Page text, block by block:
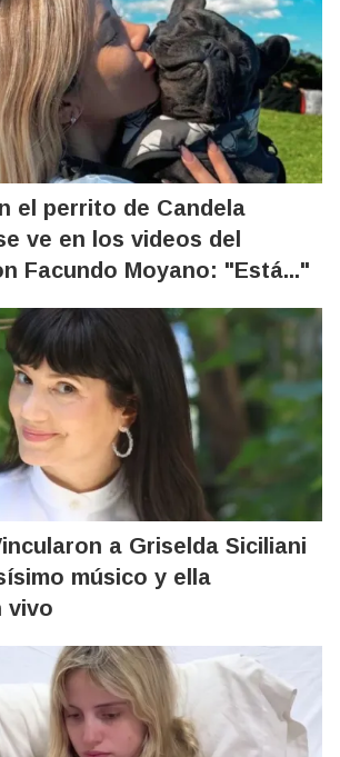
el perrito de Candela
ve en los videos del
Facundo Moyano: "Está..."
a Griselda Siciliani
músico y ella
vivo